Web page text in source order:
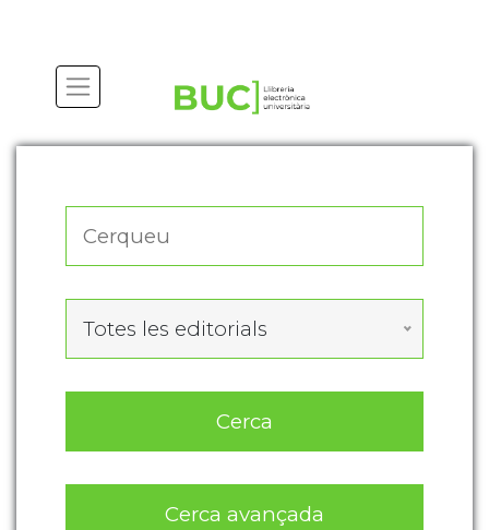
Totes les editorials
Cerca
Cerca avançada